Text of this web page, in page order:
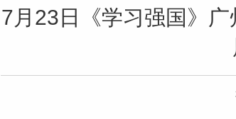
7月23日《学习强国》